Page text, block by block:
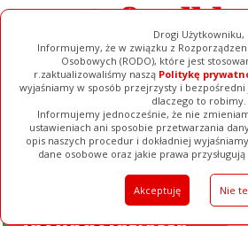
Drogi Użytkowniku,
Informujemy, że w związku z
Osobowych (RODO), które jest
r.zaktualizowaliśmy naszą Politykę
wyjaśniamy w sposób przejrzysty i
dlaczego to robimy.
Informujemy jednocześnie, że nie
ustawieniach ani sposobie przetwarzania
opis naszych procedur i dokładniej
dane osobowe oraz jakie prawa
Akceptuję Nie
Ogłoszenia Filmy Galerie